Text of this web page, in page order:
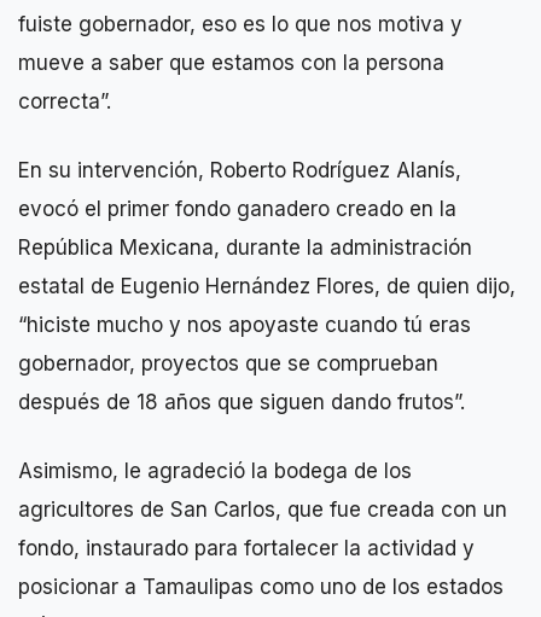
fuiste gobernador, eso es lo que nos motiva y
mueve a saber que estamos con la persona
correcta”.
En su intervención, Roberto Rodríguez Alanís,
evocó el primer fondo ganadero creado en la
República Mexicana, durante la administración
estatal de Eugenio Hernández Flores, de quien dijo,
“hiciste mucho y nos apoyaste cuando tú eras
gobernador, proyectos que se comprueban
después de 18 años que siguen dando frutos”.
Asimismo, le agradeció la bodega de los
agricultores de San Carlos, que fue creada con un
fondo, instaurado para fortalecer la actividad y
posicionar a Tamaulipas como uno de los estados